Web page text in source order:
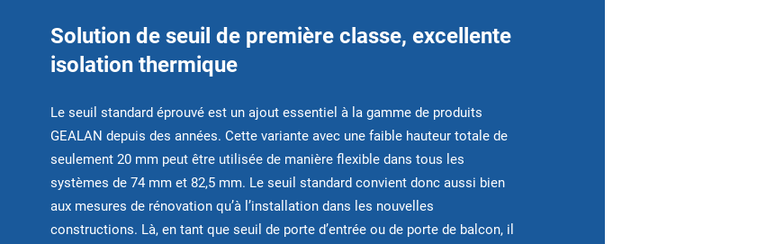
Solution de seuil de première classe, excellente
isolation thermique
Le seuil standard éprouvé est un ajout essentiel à la gamme de produits
GEALAN depuis des années. Cette variante avec une faible hauteur totale de
seulement 20 mm peut être utilisée de manière flexible dans tous les
systèmes de 74 mm et 82,5 mm. Le seuil standard convient donc aussi bien
aux mesures de rénovation qu’à l’installation dans les nouvelles
constructions. Là, en tant que seuil de porte d’entrée ou de porte de balcon, il